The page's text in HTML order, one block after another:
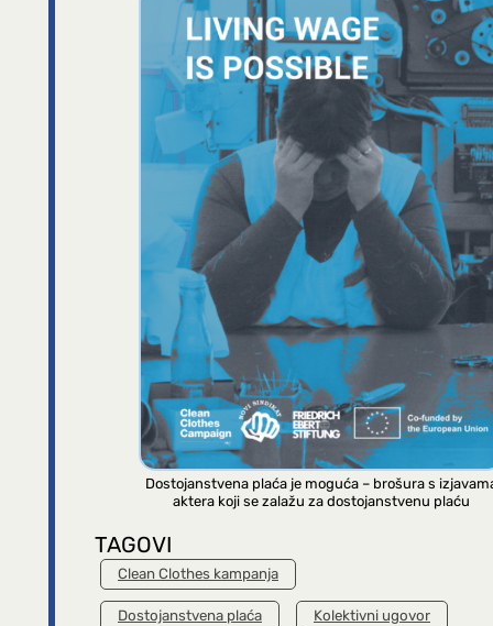
Dostojanstvena plaća je moguća – brošura s
aktera koji se zalažu za dostojanstvenu plaću
TAGOVI
Clean Clothes kampanja
Dostojanstvena plaća Kolektivni ugovor